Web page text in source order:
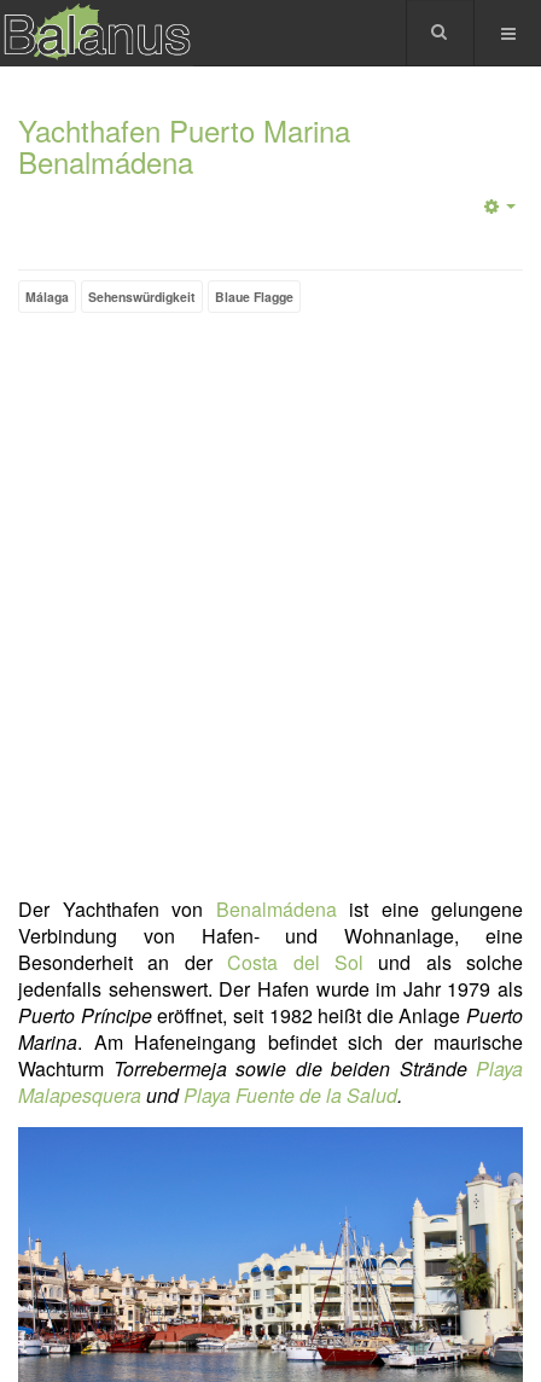
Yachthafen Puerto Marina
Benalmádena
Málaga Sehenswürdigkeit Blaue Flagge
Der Yachthafen von Benalmádenaist eine gelungene
Verbindung von Hafen- und Wohnanlage, eine
Besonderheit an derCosta del Sol und als solche
jedenfalls sehenswert. Der Hafen wurde im Jahr 1979 als
Puerto Príncipeeröffnet, seit 1982 heißt die Anlage Puerto
Marina. Am Hafeneingang befindet sich der maurische
Wachturm Torrebermeja sowie die beiden Strände Playa
MalapesqueraundPlaya Fuente de la Salud.